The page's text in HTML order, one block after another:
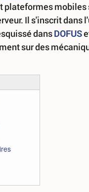
plateformes mobiles
Il s'inscrit dans
dansDOFUS
sur des